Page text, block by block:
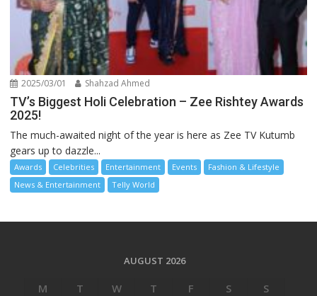
2025/03/01 Shahzad Ahmed
TV’s Biggest Holi Celebration – Zee Rishtey Awards
2025!
The much-awaited night of the year is here as Zee TV Kutumb
gears up to dazzle...
Awards Celebrities Entertainment Events
Fashion & Lifestyle
News & Entertainment
Telly World
AUGUST 2026
M T W T F S
S